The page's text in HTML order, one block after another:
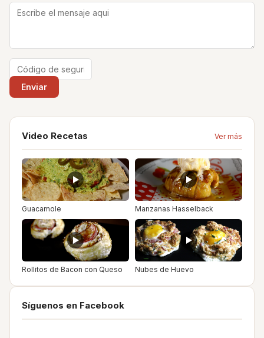
Video Recetas Ver más
Guacamole Manzanas Hasselback
Rollitos de Bacon con Queso Nubes de Huevo
Síguenos en Facebook